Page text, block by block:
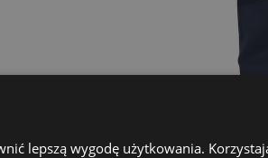
lepszą wygodę użytkowania.